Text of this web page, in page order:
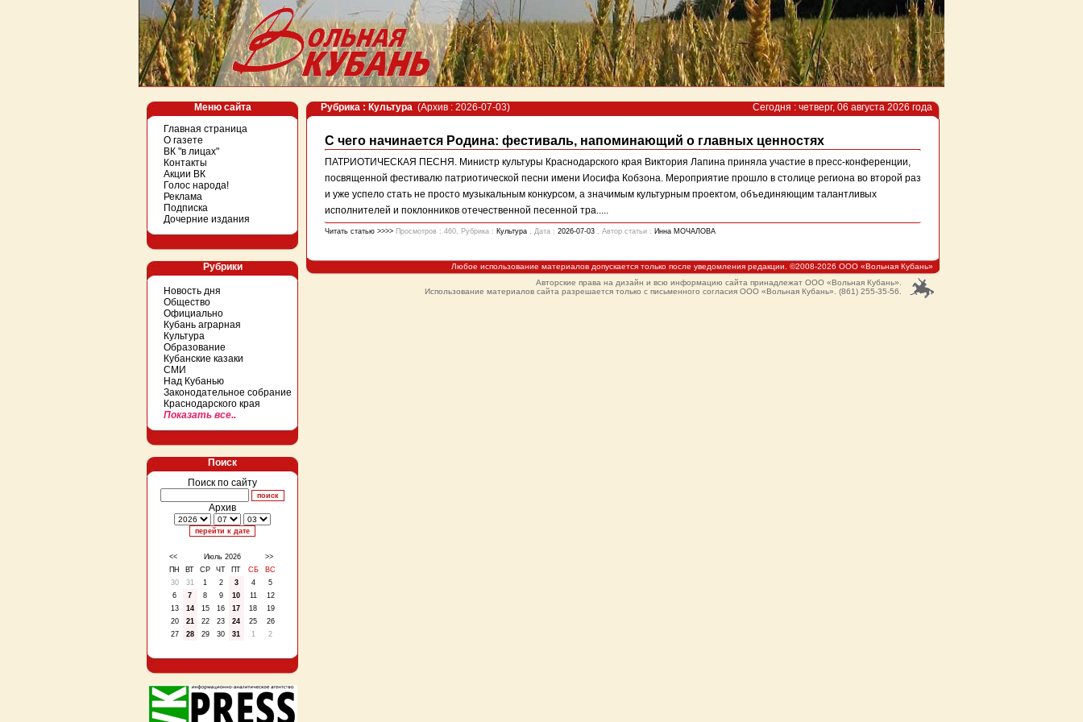
Меню сайта
Главная страница
О газете
ВК "в лицах"
Контакты
Акции ВК
Голос народа!
Реклама
Подписка
Дочерние издания
Рубрики
Новость дня
Общество
Официально
Кубань аграрная
Культура
Образование
Кубанские казаки
СМИ
Над Кубанью
Законодательное собрание
Краснодарского края
Показать все..
Поиск
Поиск по сайту
Архив
<< Июль 2026
>>
ПН
ВТ СР ЧТ ПТ СБ
ВС
30
31 1 2 3 4
5
6
7 8 9 10 11
12
13
14 15 16 17 18
19
20
21 22 23 24 25
26
27
28 29 30 31 1 2
Рубрика : Культура (Архив : 2026-07-03) Сегодня : четверг, 06 августа 2026 года
С чего начинается Родина: фестиваль, напоминающий о главных ценностях
ПАТРИОТИЧЕСКАЯ ПЕСНЯ. Министр культуры Краснодарского края Виктория Лапина приняла участие в пресс-конференции,
посвященной фестивалю патриотической песни имени Иосифа Кобзона. Мероприятие прошло в столице региона во второй раз
и уже успело стать не просто музыкальным конкурсом, а значимым культурным проектом, объединяющим талантливых
исполнителей и поклонников отечественной песенной тра.....
Читать статью >>>> Просмотров : 460, Рубрика : Культура , Дата : 2026-07-03 , Автор статьи : Инна МОЧАЛОВА
Любое использование материалов допускается только после уведомления редакции. ©2008-2026 ООО «Вольная Кубань»
Авторские права на дизайн и всю информацию сайта принадлежат ООО «Вольная Кубань».
Использование материалов сайта разрешается только с письменного согласия ООО «Вольная Кубань». (861) 255-35-56.